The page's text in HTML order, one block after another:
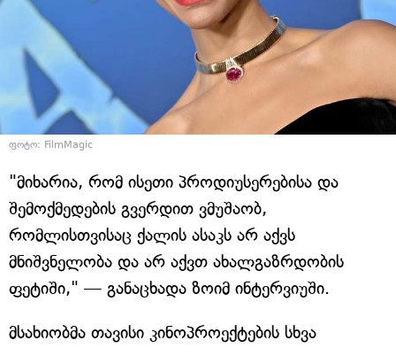
ფოტო: FilmMagic
"მიხარია, რომ ისეთი პროდიუსერებისა და
შემოქმედების გვერდით ვმუშაობ,
რომლისთვისაც ქალის ასაკს არ აქვს
მნიშვნელობა და არ აქვთ ახალგაზრდობის
ფეტიში," — განაცხადა ზოიმ ინტერვიუში.
მსახიობმა თავისი კინოპროექტების სხვა